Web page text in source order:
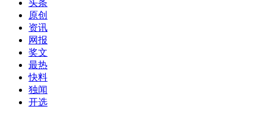
头条
原创
资讯
网报
奖文
最热
快料
独闻
开选